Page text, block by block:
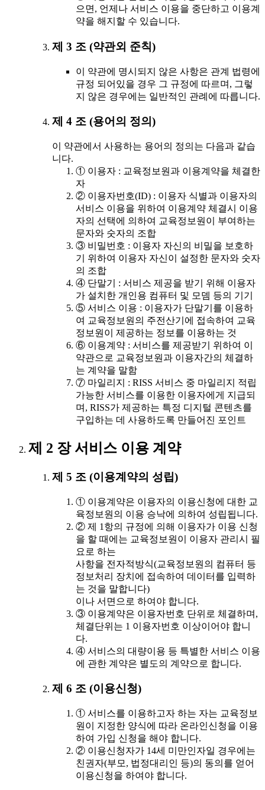
으면, 언제나 서비스 이용을 중단하고 이용계
약을 해지할 수 있습니다.
제 3 조 (약관외 준칙)
이 약관에 명시되지 않은 사항은 관계 법령에
규정 되어있을 경우 그 규정에 따르며, 그렇
지 않은 경우에는 일반적인 관례에 따릅니다.
제 4 조 (용어의 정의)
이 약관에서 사용하는 용어의 정의는 다음과 같습
니다.
① 이용자 : 교육정보원과 이용계약을 체결한
자
② 이용자번호(ID) : 이용자 식별과 이용자의
서비스 이용을 위하여 이용계약 체결시 이용
자의 선택에 의하여 교육정보원이 부여하는
문자와 숫자의 조합
③ 비밀번호 : 이용자 자신의 비밀을 보호하
기 위하여 이용자 자신이 설정한 문자와 숫자
의 조합
④ 단말기 : 서비스 제공을 받기 위해 이용자
가 설치한 개인용 컴퓨터 및 모뎀 등의 기기
⑤ 서비스 이용 : 이용자가 단말기를 이용하
여 교육정보원의 주전산기에 접속하여 교육
정보원이 제공하는 정보를 이용하는 것
⑥ 이용계약 : 서비스를 제공받기 위하여 이
약관으로 교육정보원과 이용자간의 체결하
는 계약을 말함
⑦ 마일리지 : RISS 서비스 중 마일리지 적립
가능한 서비스를 이용한 이용자에게 지급되
며, RISS가 제공하는 특정 디지털 콘텐츠를
구입하는 데 사용하도록 만들어진 포인트
제 2 장 서비스 이용 계약
제 5 조 (이용계약의 성립)
① 이용계약은 이용자의 이용신청에 대한 교
육정보원의 이용 승낙에 의하여 성립됩니다.
② 제 1항의 규정에 의해 이용자가 이용 신청
을 할 때에는 교육정보원이 이용자 관리시 필
요로 하는
사항을 전자적방식(교육정보원의 컴퓨터 등
정보처리 장치에 접속하여 데이터를 입력하
는 것을 말합니다)
이나 서면으로 하여야 합니다.
③ 이용계약은 이용자번호 단위로 체결하며,
체결단위는 1 이용자번호 이상이어야 합니
다.
④ 서비스의 대량이용 등 특별한 서비스 이용
에 관한 계약은 별도의 계약으로 합니다.
제 6 조 (이용신청)
① 서비스를 이용하고자 하는 자는 교육정보
원이 지정한 양식에 따라 온라인신청을 이용
하여 가입 신청을 해야 합니다.
② 이용신청자가 14세 미만인자일 경우에는
친권자(부모, 법정대리인 등)의 동의를 얻어
이용신청을 하여야 합니다.